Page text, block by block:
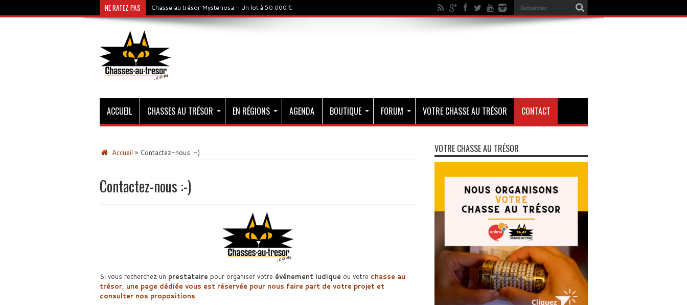
NE RATEZ PAS Chasse au trésor Mysteriosa - Un lot à 50 000 €
ACCUEIL CHASSES AU TRÉSOR EN RÉGIONS AGENDA BOUTIQUE FORUM VOTRE CHASSE AU TRÉSOR CONTACT
Accueil » Contactez-nous :-)
Contactez-nous :-)
Si vous recherchez un prestataire pour organiser votre événement ludique ou votre chasse au
trésor, une page dédiée vous est réservée pour nous faire part de votre projet et
consulter nos propositions.
VOTRE CHASSE AU TRÉSOR